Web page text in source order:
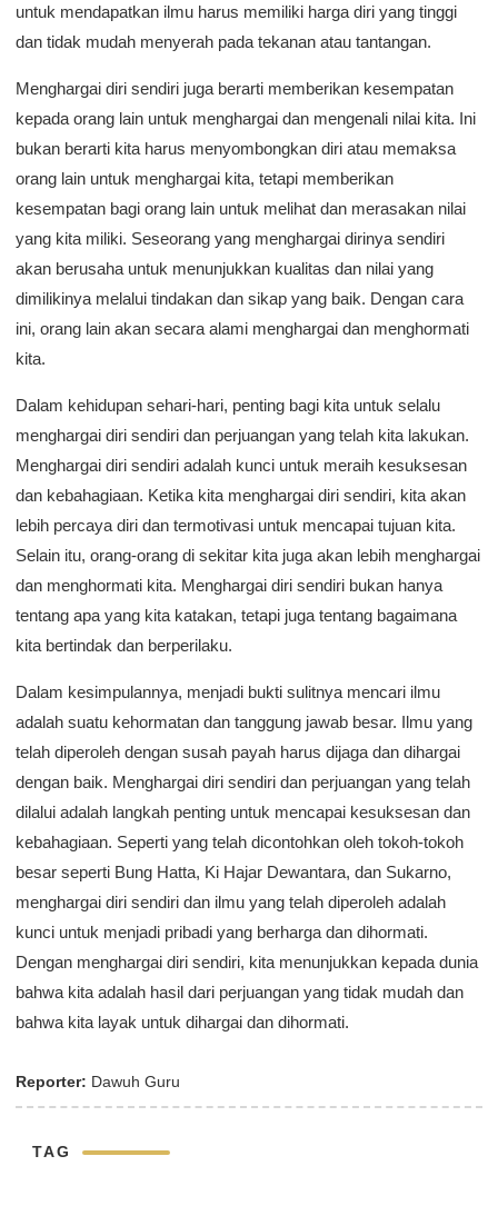
untuk mendapatkan ilmu harus memiliki harga diri yang tinggi
dan tidak mudah menyerah pada tekanan atau tantangan.
Menghargai diri sendiri juga berarti memberikan kesempatan
kepada orang lain untuk menghargai dan mengenali nilai kita. Ini
bukan berarti kita harus menyombongkan diri atau memaksa
orang lain untuk menghargai kita, tetapi memberikan
kesempatan bagi orang lain untuk melihat dan merasakan nilai
yang kita miliki. Seseorang yang menghargai dirinya sendiri
akan berusaha untuk menunjukkan kualitas dan nilai yang
dimilikinya melalui tindakan dan sikap yang baik. Dengan cara
ini, orang lain akan secara alami menghargai dan menghormati
kita.
Dalam kehidupan sehari-hari, penting bagi kita untuk selalu
menghargai diri sendiri dan perjuangan yang telah kita lakukan.
Menghargai diri sendiri adalah kunci untuk meraih kesuksesan
dan kebahagiaan. Ketika kita menghargai diri sendiri, kita akan
lebih percaya diri dan termotivasi untuk mencapai tujuan kita.
Selain itu, orang-orang di sekitar kita juga akan lebih menghargai
dan menghormati kita. Menghargai diri sendiri bukan hanya
tentang apa yang kita katakan, tetapi juga tentang bagaimana
kita bertindak dan berperilaku.
Dalam kesimpulannya, menjadi bukti sulitnya mencari ilmu
adalah suatu kehormatan dan tanggung jawab besar. Ilmu yang
telah diperoleh dengan susah payah harus dijaga dan dihargai
dengan baik. Menghargai diri sendiri dan perjuangan yang telah
dilalui adalah langkah penting untuk mencapai kesuksesan dan
kebahagiaan. Seperti yang telah dicontohkan oleh tokoh-tokoh
besar seperti Bung Hatta, Ki Hajar Dewantara, dan Sukarno,
menghargai diri sendiri dan ilmu yang telah diperoleh adalah
kunci untuk menjadi pribadi yang berharga dan dihormati.
Dengan menghargai diri sendiri, kita menunjukkan kepada dunia
bahwa kita adalah hasil dari perjuangan yang tidak mudah dan
bahwa kita layak untuk dihargai dan dihormati.
Reporter: Dawuh Guru
TAG